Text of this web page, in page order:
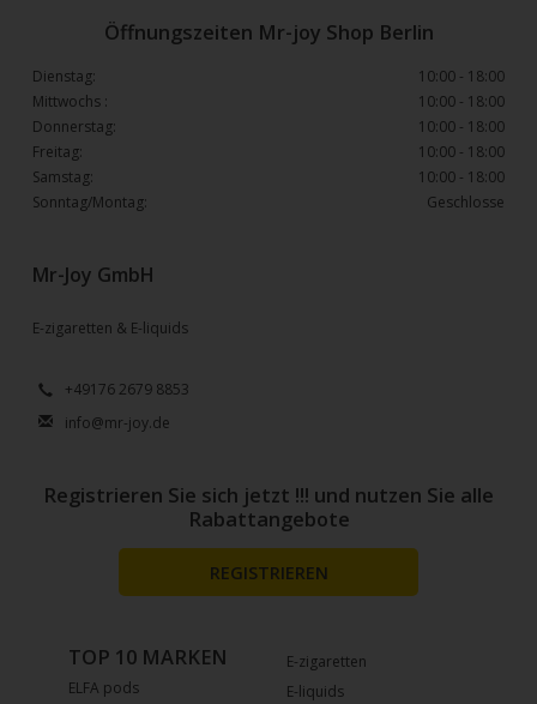
Mr-Joy GmbH
E-zigaretten & E-liquids
+49176 2679 8853
info@mr-joy.de
Öffnungszeiten Mr-joy Shop Berlin
Dienstag:
10:00 - 18:00
Mittwochs :
10:00 - 18:00
Donnerstag:
10:00 - 18:00
Freitag:
10:00 - 18:00
Samstag:
10:00 - 18:00
Sonntag/Montag:
Geschlosse
E-zigaretten
E-liquids
TOP 10 MARKEN
ELFA pods
Registrieren Sie sich jetzt !!! und nutzen Sie alle
Rabattangebote
REGISTRIEREN